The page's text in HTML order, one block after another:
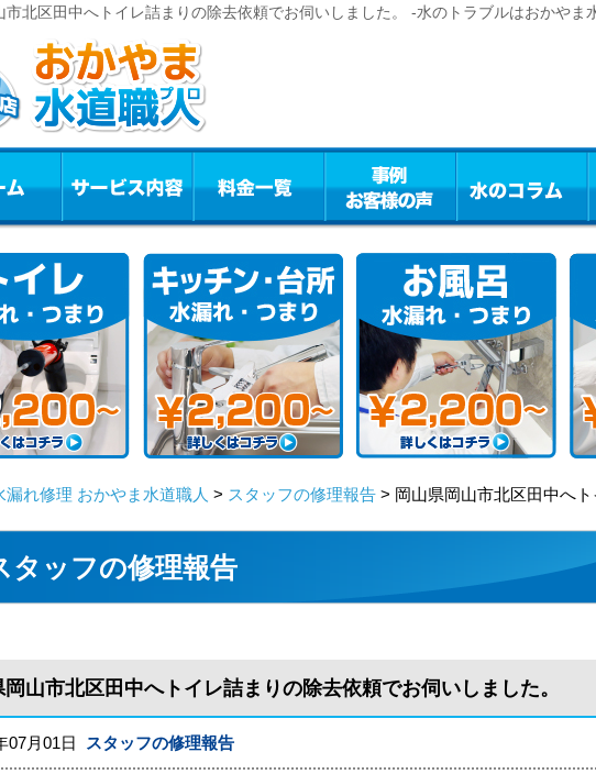
市北区田中へトイレ詰まりの除去依頼でお伺いしました。 -水のトラブルはおかやま
漏れ修理 おかやま水道職人 > スタッフの修理報告 > 岡山県岡山市北区田中へ
タッフの修理報告
岡山市北区田中へトイレ詰まりの除去依頼でお伺いしました。
07月01日 スタッフの修理報告